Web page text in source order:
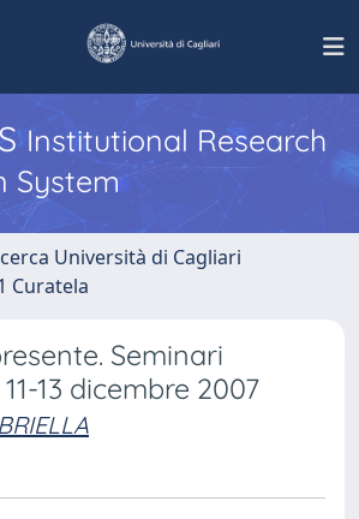
Institutional Research
System
Università di Cagliari
Curatela
Seminari
13 dicembre 2007